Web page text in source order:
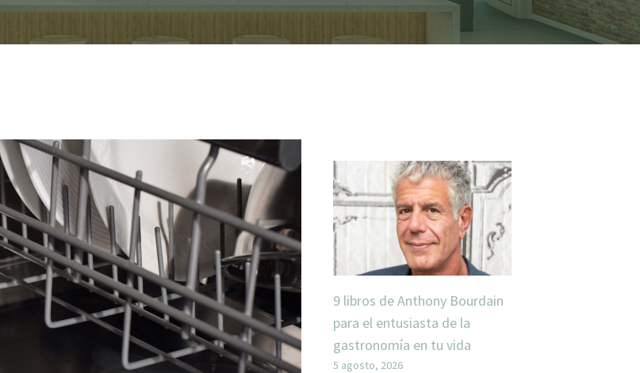
9 libros de Anthony Bourdain
para el entusiasta de la
gastronomía en tu vida
5 agosto, 2026